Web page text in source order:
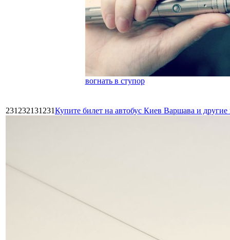
вогнать в ступор
231232131231Купите билет на автобус Киев Варшава и